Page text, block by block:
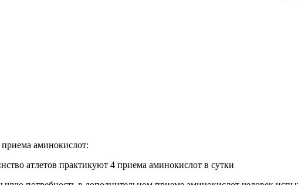
аминокислот:
атлетов практикуют 4 приема аминокислот в сутки